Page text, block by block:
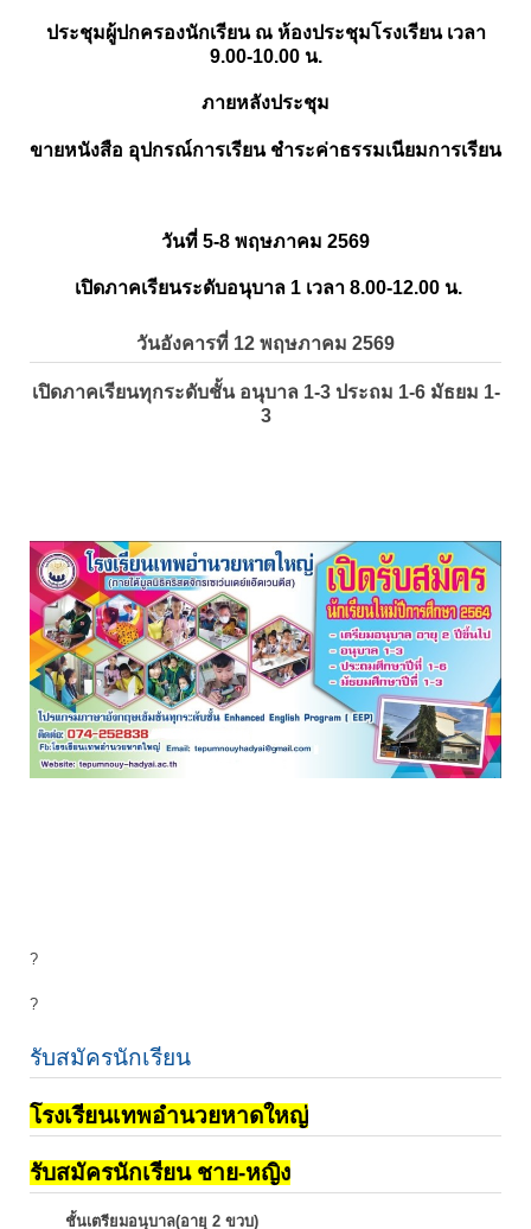
ประชุมผู้ปกครองนักเรียน ณ ห้องประชุมโรงเรียน เวลา
9.00-10.00 น.
ภายหลังประชุม
ขายหนังสือ อุปกรณ์การเรียน ชำระค่าธรรมเนียมการเรียน
วันที่ 5-8 พฤษภาคม 2569
เปิดภาคเรียนระดับอนุบาล 1 เวลา 8.00-12.00 น.
วันอังคารที่ 12 พฤษภาคม 2569
เปิดภาคเรียนทุกระดับชั้น อนุบาล 1-3 ประถม 1-6 มัธยม 1-
3
?
?
รับสมัครนักเรียน
โรงเรียนเทพอำนวยหาดใหญ่
รับสมัครนักเรียน ชาย-หญิง
ชั้นเตรียมอนุบาล(อายุ 2 ขวบ)